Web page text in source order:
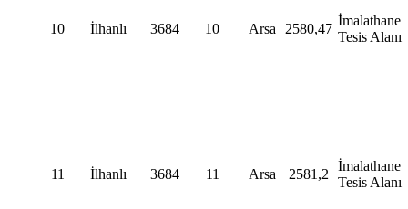
10 İlhanlı 3684 10 Arsa 2580,47
İmalathane
Tesis Alanı
11 İlhanlı 3684 11 Arsa 2581,2
İmalathane
Tesis Alanı